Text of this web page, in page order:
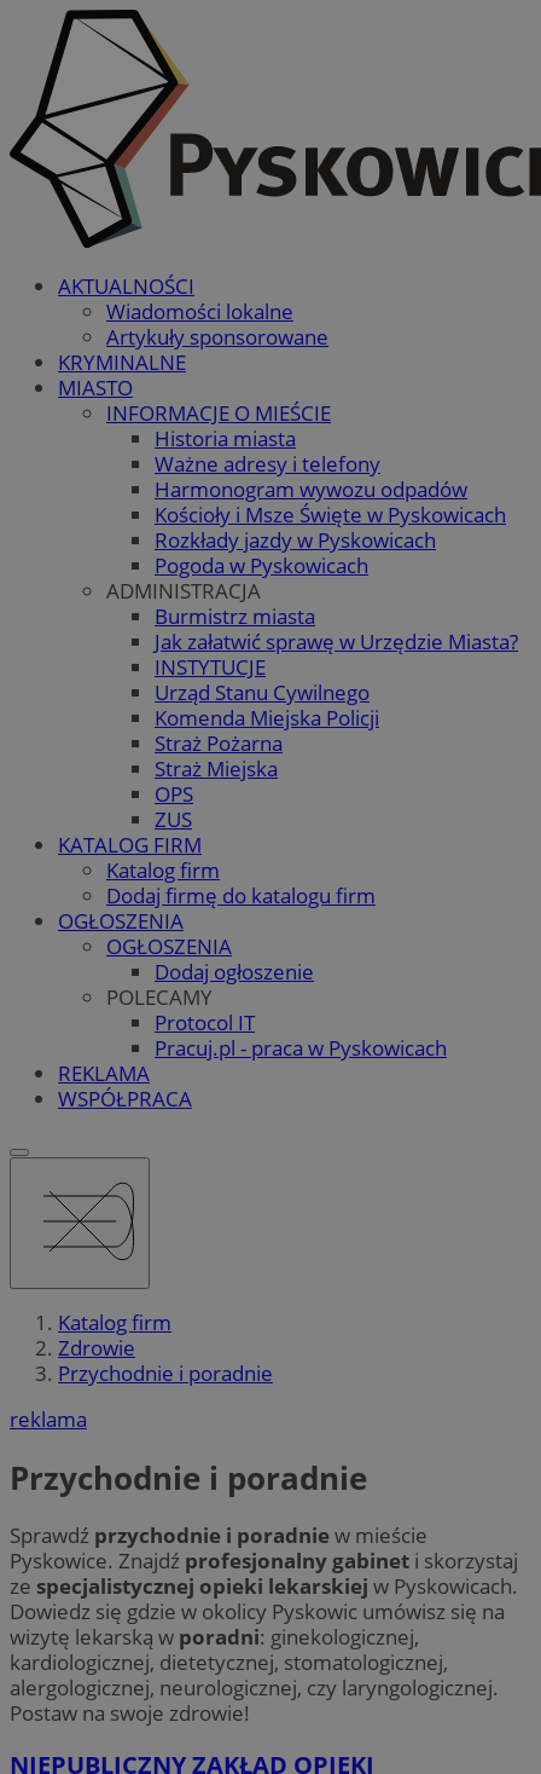
AKTUALNOŚCI
Wiadomości lokalne
Artykuły sponsorowane
KRYMINALNE
MIASTO
INFORMACJE O MIEŚCIE
Historia miasta
Ważne adresy i telefony
Harmonogram wywozu odpadów
Kościoły i Msze Święte w Pyskowicach
Rozkłady jazdy w Pyskowicach
Pogoda w Pyskowicach
ADMINISTRACJA
Burmistrz miasta
Jak załatwić sprawę w Urzędzie Miasta?
INSTYTUCJE
Urząd Stanu Cywilnego
Komenda Miejska Policji
Straż Pożarna
Straż Miejska
OPS
ZUS
KATALOG FIRM
Katalog firm
Dodaj firmę do katalogu firm
OGŁOSZENIA
OGŁOSZENIA
Dodaj ogłoszenie
POLECAMY
Protocol IT
Pracuj.pl - praca w Pyskowicach
REKLAMA
WSPÓŁPRACA
Katalog firm
Zdrowie
Przychodnie i poradnie
reklama
Przychodnie i poradnie
Sprawdź przychodnie i poradniew mieście
Pyskowice. Znajdź profesjonalny gabinet i skorzystaj
ze specjalistycznej opieki lekarskiej w Pyskowicach.
Dowiedz się gdzie w okolicy Pyskowic umówisz się na
wizytę lekarską w poradni: ginekologicznej,
kardiologicznej, dietetycznej, stomatologicznej,
alergologicznej, neurologicznej, czy laryngologicznej.
Postaw na swoje zdrowie!
NIEPUBLICZNY ZAKŁAD OPIEKI